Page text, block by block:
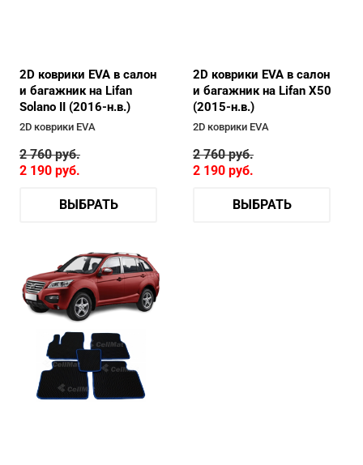
2D коврики EVA в салон
и багажник на Lifan
Solano II (2016-н.в.)
2D коврики EVA
2 760руб.
2 190 руб.
ВЫБРАТЬ
2D коврики EVA в салон
и багажник на Lifan X50
(2015-н.в.)
2D коврики EVA
2 760руб.
2 190 руб.
ВЫБРАТЬ